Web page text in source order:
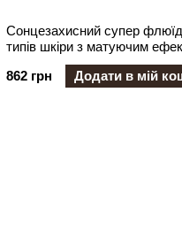
Cонцезахисний супер
типів шкіри з матуючим
862 грн
Додати в мій